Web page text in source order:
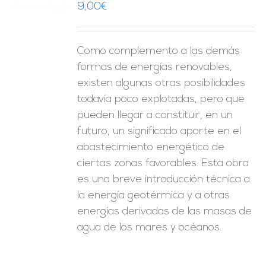
9,00€
Como complemento a las demás
formas de energías renovables,
existen algunas otras posibilidades
todavía poco explotadas, pero que
pueden llegar a constituir, en un
futuro, un significado aporte en el
abastecimiento energético de
ciertas zonas favorables. Esta obra
es una breve introducción técnica a
la energía geotérmica y a otras
energías derivadas de las masas de
agua de los mares y océanos.